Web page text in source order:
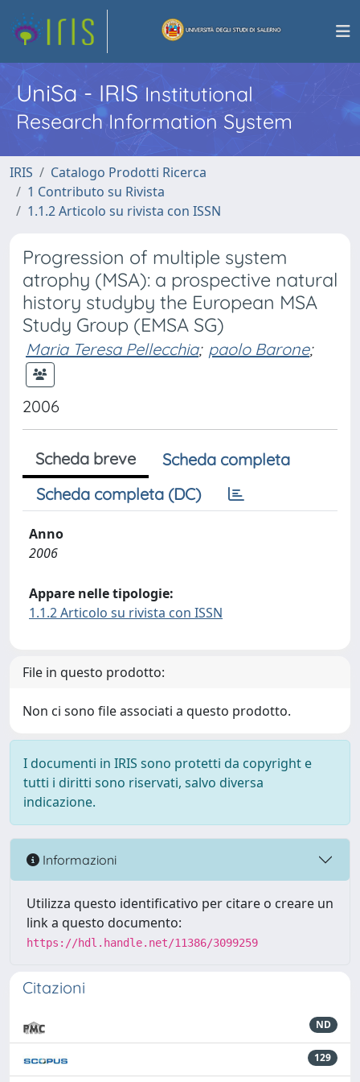
UniSa - IRISInstitutional
Research Information System
IRIS
Catalogo Prodotti Ricerca
1 Contributo su Rivista
1.1.2 Articolo su rivista con ISSN
Progression of multiple system
atrophy (MSA): a prospective natural
history studyby the European MSA
Study Group (EMSA SG)
Maria Teresa Pellecchia; paolo Barone;
2006
Scheda breve
Scheda completa
Scheda completa (DC)
Anno
2006
Appare nelle tipologie:
1.1.2 Articolo su rivista con ISSN
File in questo prodotto:
Non ci sono file associati a questo prodotto.
I documenti in IRIS sono protetti da copyright e
tutti i diritti sono riservati, salvo diversa
indicazione.
Informazioni
Utilizza questo identificativo per citare o creare un
link a questo documento:
https://hdl.handle.net/11386/3099259
Citazioni
ND
129